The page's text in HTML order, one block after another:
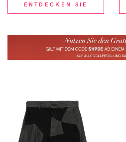
ENTDECKEN SIE